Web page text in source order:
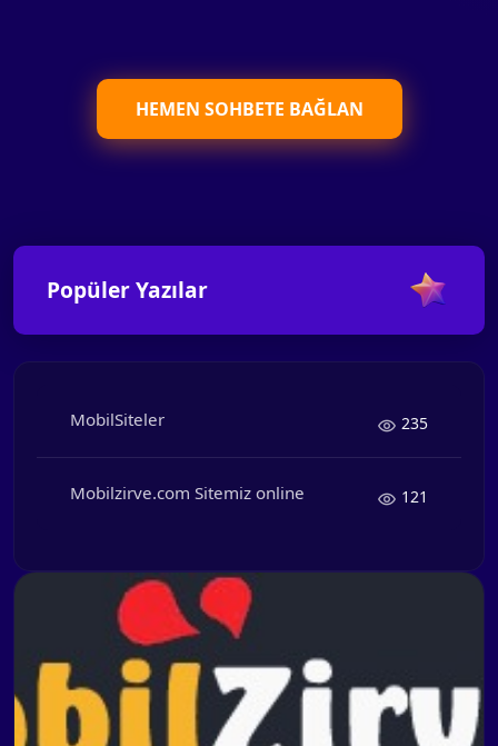
HEMEN SOHBETE BAĞLAN
Popüler Yazılar
MobilSiteler 235
Mobilzirve.com Sitemiz online 121